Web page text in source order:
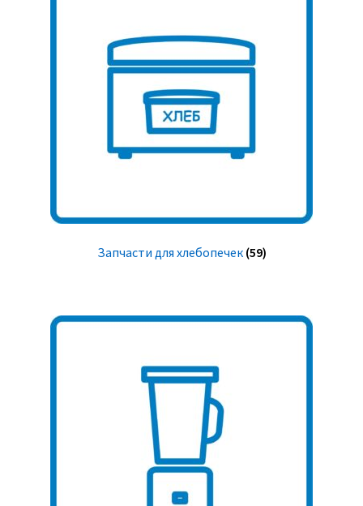
Запчасти для хлебопечек (59)